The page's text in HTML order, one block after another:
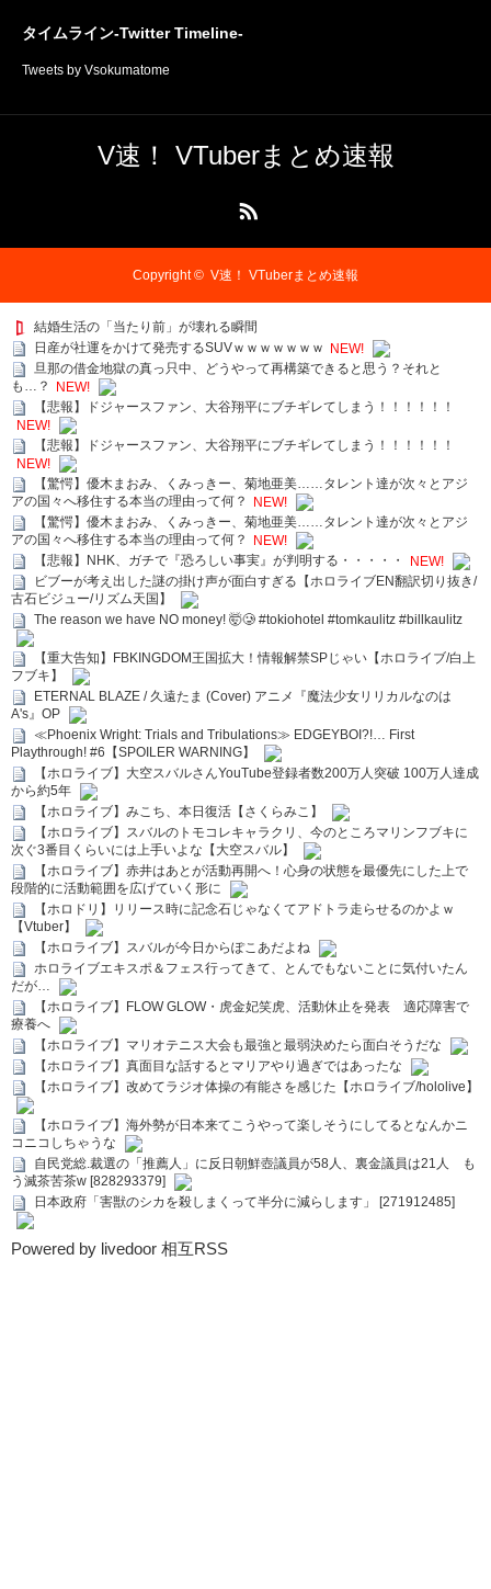
タイムライン-Twitter Timeline-
Tweets by Vsokumatome
V速！ VTuberまとめ速報
Copyright © V速！ VTuberまとめ速報
結婚生活の「当たり前」が壊れる瞬間
日産が社運をかけて発売するSUVｗｗｗｗｗｗｗ NEW!
旦那の借金地獄の真っ只中、どうやって再構築できると思う？それと
も…？
NEW!
【悲報】ドジャースファン、大谷翔平にブチギレてしまう！！！！！！
NEW!
【悲報】ドジャースファン、大谷翔平にブチギレてしまう！！！！！！
NEW!
【驚愕】優木まおみ、くみっきー、菊地亜美……タレント達が次々とアジ
アの国々へ移住する本当の理由って何？
NEW!
【驚愕】優木まおみ、くみっきー、菊地亜美……タレント達が次々とアジ
アの国々へ移住する本当の理由って何？
NEW!
【悲報】NHK、ガチで『恐ろしい事実』が判明する・・・・・
NEW!
ビブーが考え出した謎の掛け声が面白すぎる【ホロライブEN翻訳切り抜き/
古石ビジュー/リズム天国】
The reason we have NO money! 🤯🥲 #tokiohotel #tomkaulitz #billkaulitz
【重大告知】FBKINGDOM王国拡大！情報解禁SPじゃい【ホロライブ/白上
フブキ】
ETERNAL BLAZE / 久遠たま (Cover) アニメ『魔法少女リリカルなのは
A's』OP
≪Phoenix Wright: Trials and Tribulations≫ EDGEYBOI?!… First
Playthrough! #6【SPOILER WARNING】
【ホロライブ】大空スバルさんYouTube登録者数200万人突破 100万人達成
から約5年
【ホロライブ】みこち、本日復活【さくらみこ】
【ホロライブ】スバルのトモコレキャラクリ、今のところマリンフブキに
次ぐ3番目くらいには上手いよな【大空スバル】
【ホロライブ】赤井はあとが活動再開へ！心身の状態を最優先にした上で
段階的に活動範囲を広げていく形に
【ホロドリ】リリース時に記念石じゃなくてアドトラ走らせるのかよｗ
【Vtuber】
【ホロライブ】スバルが今日からぽこあだよね
ホロライブエキスポ＆フェス行ってきて、とんでもないことに気付いたん
だが…
【ホロライブ】FLOW GLOW・虎金妃笑虎、活動休止を発表 適応障害で
療養へ
【ホロライブ】マリオテニス大会も最強と最弱決めたら面白そうだな
【ホロライブ】真面目な話するとマリアやり過ぎではあったな
【ホロライブ】改めてラジオ体操の有能さを感じた【ホロライブ/hololive】
【ホロライブ】海外勢が日本来てこうやって楽しそうにしてるとなんかニ
コニコしちゃうな
自民党総.裁選の「推薦人」に反日朝鮮壺議員が58人、裏金議員は21人 も
う滅茶苦茶w [828293379]
日本政府「害獣のシカを殺しまくって半分に減らします」 [271912485]
Powered by livedoor 相互RSS